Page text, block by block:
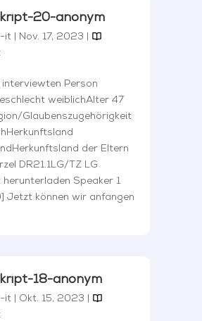
20-anonym
it Nov. 17, 2023
interviewten Person
weiblichAlter 47
Glaubenszugehörigkeit
der Eltern
DR21.1LG/TZ LG
herunterladen Speaker 1
Jetzt können wir anfangen
18-anonym
it Okt. 15, 2023